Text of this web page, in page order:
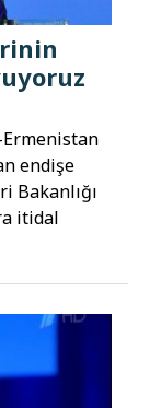
endişe
Bakanlığı
itidal